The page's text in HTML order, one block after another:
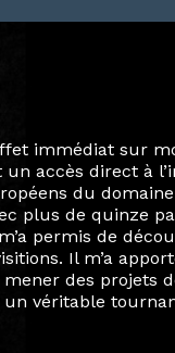
et ma vie
mon année au
européen aussi
de la salle de
à
à Kuala
ainsi ma
à travers les